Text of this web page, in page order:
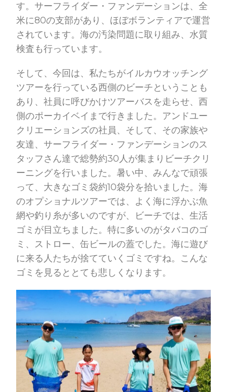
す。サーフライダー・ファンデーションは、全
米に80の支部があり、ほぼボランティアで運営
されています。海の汚染問題に取り組み、水質
検査も行っています。
そして、今回は、私たちがイルカウオッチング
ツアーを行っている西側のビーチということも
あり、社員に呼びかけツアーバスを走らせ、西
側のポーカイベイまで行きました。アンドユー
クリエーションズの社員、そして、その家族や
友達、サーフライダー・ファンデーションのス
タッフさん達で総勢約30人が集まりビーチクリ
ーニングを行いました。暑い中、みんなで頑張
って、大きなゴミ袋約10袋分を拾いました。海
のオプショナルツアーでは、よく海に浮かぶ魚
網や釣り糸が多いのですが、ビーチでは、生活
ゴミが目立ちました。特に多いのがタバコのゴ
ミ、ストロー、缶ビールの蓋でした。海に遊び
に来る人たちが捨てていくゴミですね。こんな
ゴミを見るととても悲しくなります。